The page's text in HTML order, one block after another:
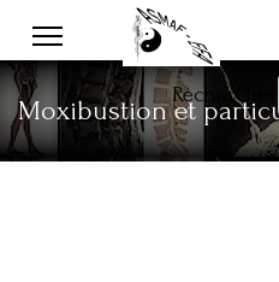
Rechercher
Moxibustion et